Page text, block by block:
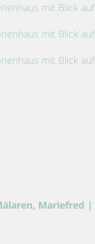
Mariefred |